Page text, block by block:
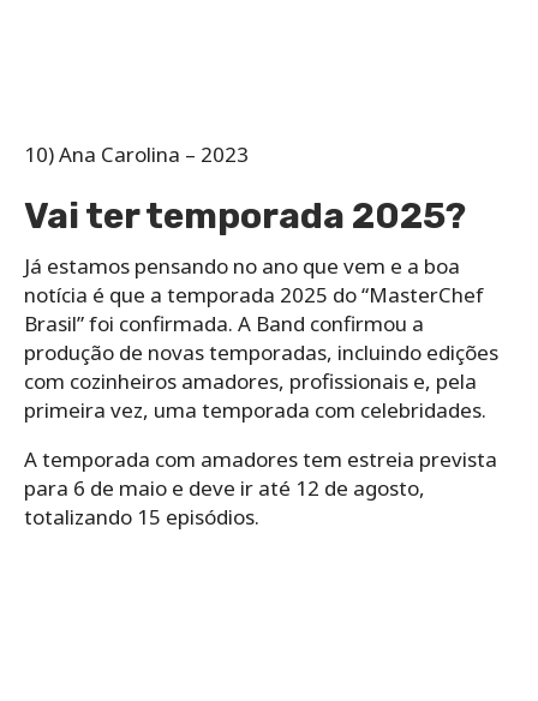
10) Ana Carolina – 2023
Vai ter temporada 2025?
Já estamos pensando no ano que vem e a boa
notícia é que a temporada 2025 do “MasterChef
Brasil” foi confirmada. A Band confirmou a
produção de novas temporadas, incluindo edições
com cozinheiros amadores, profissionais e, pela
primeira vez, uma temporada com celebridades.
A temporada com amadores tem estreia prevista
para 6 de maio e deve ir até 12 de agosto,
totalizando 15 episódios.